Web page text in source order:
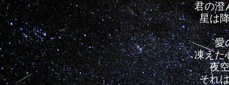
君の澄
星は
愛
凍えた
夜
それ